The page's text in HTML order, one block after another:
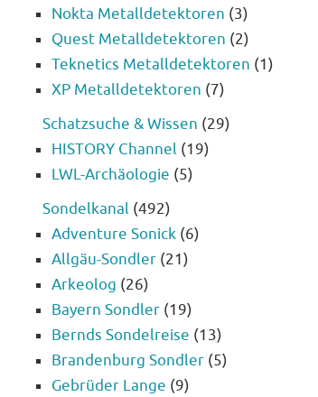
Nokta Metalldetektoren (3)
Quest Metalldetektoren (2)
Teknetics Metalldetektoren (1)
XP Metalldetektoren (7)
Schatzsuche & Wissen (29)
HISTORY Channel (19)
LWL-Archäologie (5)
Sondelkanal (492)
Adventure Sonick (6)
Allgäu-Sondler (21)
Arkeolog (26)
Bayern Sondler (19)
Bernds Sondelreise (13)
Brandenburg Sondler (5)
Gebrüder Lange (9)